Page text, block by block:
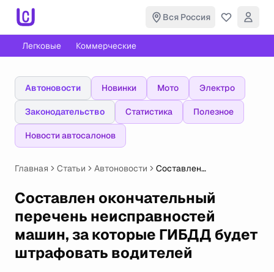
Вся Россия
Легковые Коммерческие
Автоновости Новинки Мото Электро
Законодательство Статистика Полезное
Новости автосалонов
Главная Статьи Автоновости
Составлен
перечень
неисправностей машин,
за которые ГИБДД
будет штрафовать
водителей
Составлен окончательный
перечень неисправностей
машин, за которые ГИБДД будет
штрафовать водителей